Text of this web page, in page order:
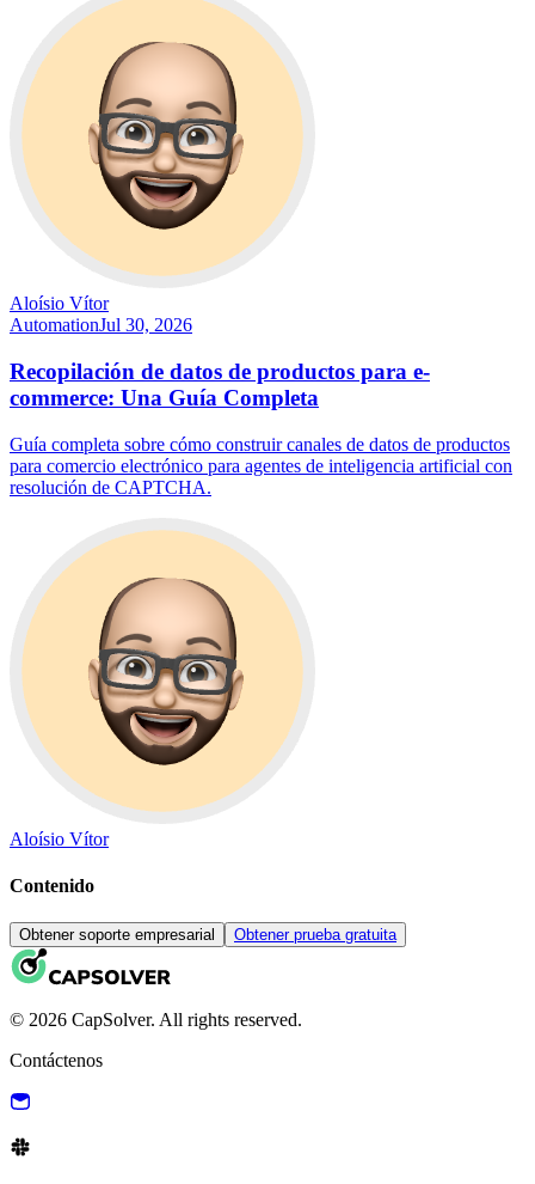
Aloísio Vítor
AutomationJul 30, 2026
Recopilación de datos de productos para e-
commerce: Una Guía Completa
Guía completa sobre cómo construir canales de datos de productos
para comercio electrónico para agentes de inteligencia artificial con
resolución de CAPTCHA.
Aloísio Vítor
Contenido
Obtener soporte empresarial Obtener prueba gratuita
© 2026 CapSolver. All rights reserved.
Contáctenos